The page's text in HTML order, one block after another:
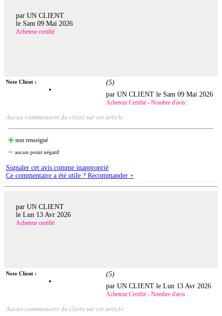
par UN CLIENT
le Sam 09 Mai 2026
Acheteur certifié
Note Client : (5)
par UN CLIENT le Sam 09 Mai 2026
Acheteur Certifié - Nombre d'avis :
Aucun commentaire du client sur cet article
non renseigné
aucun point négatif
Signaler cet avis comme inapproprié
Ce commentaire a été utile ? Recommander +
par UN CLIENT
le Lun 13 Avr 2026
Acheteur certifié
Note Client : (5)
par UN CLIENT leLun 13 Avr 2026
Acheteur Certifié - Nombre d'avis :
Aucun commentaire du client sur cet article